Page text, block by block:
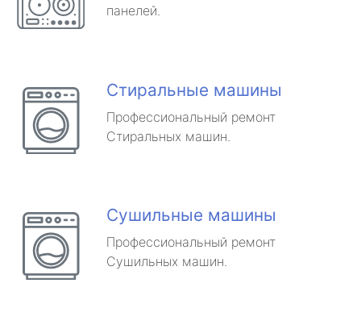
панелей.
Стиральные машины
Профессиональный ремонт
Стиральных машин.
Сушильные машины
Профессиональный ремонт
Сушильных машин.